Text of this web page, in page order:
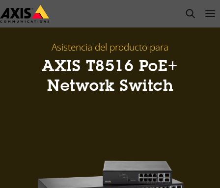
Saltar
al
open
Asistencia del producto para
AXIS T8516 PoE+
Network Switch